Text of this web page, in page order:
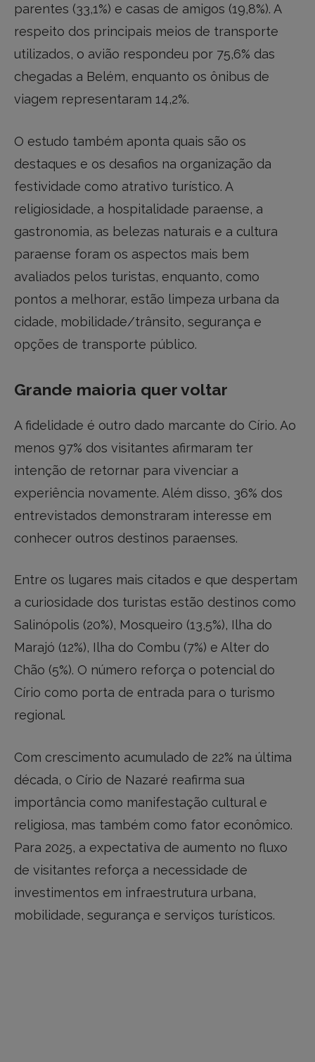
parentes (33,1%) e casas de amigos (19,8%). A
respeito dos principais meios de transporte
utilizados, o avião respondeu por 75,6% das
chegadas a Belém, enquanto os ônibus de
viagem representaram 14,2%.
O estudo também aponta quais são os
destaques e os desafios na organização da
festividade como atrativo turístico. A
religiosidade, a hospitalidade paraense, a
gastronomia, as belezas naturais e a cultura
paraense foram os aspectos mais bem
avaliados pelos turistas, enquanto, como
pontos a melhorar, estão limpeza urbana da
cidade, mobilidade/trânsito, segurança e
opções de transporte público.
Grande maioria quer voltar
A fidelidade é outro dado marcante do Círio. Ao
menos 97% dos visitantes afirmaram ter
intenção de retornar para vivenciar a
experiência novamente. Além disso, 36% dos
entrevistados demonstraram interesse em
conhecer outros destinos paraenses.
Entre os lugares mais citados e que despertam
a curiosidade dos turistas estão destinos como
Salinópolis (20%), Mosqueiro (13,5%), Ilha do
Marajó (12%), Ilha do Combu (7%) e Alter do
Chão (5%). O número reforça o potencial do
Círio como porta de entrada para o turismo
regional.
Com crescimento acumulado de 22% na última
década, o Círio de Nazaré reafirma sua
importância como manifestação cultural e
religiosa, mas também como fator econômico.
Para 2025, a expectativa de aumento no fluxo
de visitantes reforça a necessidade de
investimentos em infraestrutura urbana,
mobilidade, segurança e serviços turísticos.